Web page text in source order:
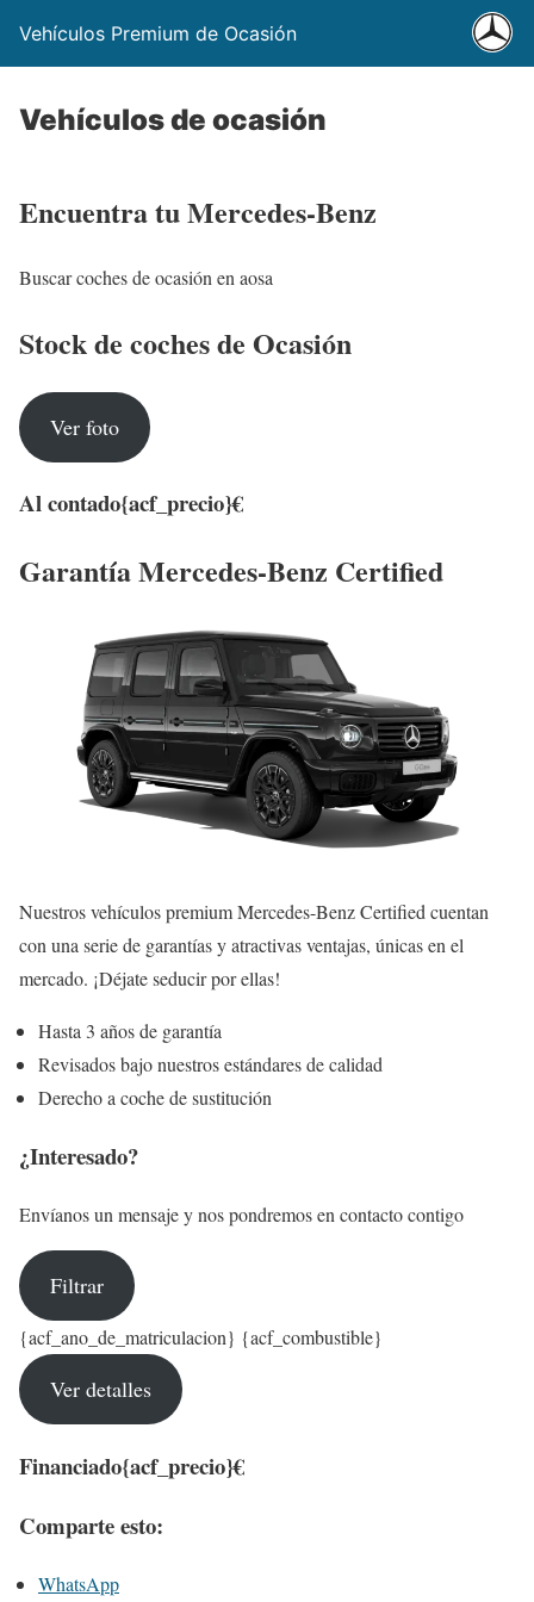
Vehículos Premium de Ocasión
Vehículos de ocasión
Encuentra tu Mercedes-Benz
Buscar coches de ocasión en aosa
Stock de coches de Ocasión
Ver foto
Al contado{acf_precio}€
Garantía Mercedes-Benz Certified
Nuestros vehículos premium Mercedes-Benz Certified cuentan
con una serie de garantías y atractivas ventajas, únicas en el
mercado. ¡Déjate seducir por ellas!
Hasta 3 años de garantía
Revisados bajo nuestros estándares de calidad
Derecho a coche de sustitución
¿Interesado?
Envíanos un mensaje y nos pondremos en contacto contigo
Filtrar
{acf_ano_de_matriculacion} {acf_combustible}
Ver detalles
Financiado{acf_precio}€
Comparte esto:
WhatsApp